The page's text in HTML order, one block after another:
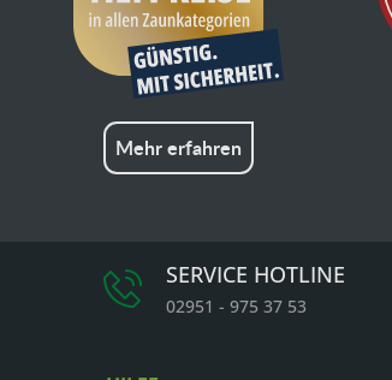
Mehr erfahren
SERVICE HOTLINE
02951 - 975 37 53